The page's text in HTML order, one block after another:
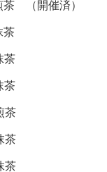
（開催済）
茶
茶
茶
茶
茶
茶